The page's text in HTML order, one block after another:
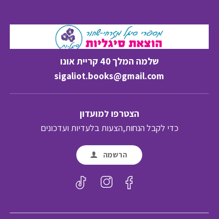
שלמה המלך 40 קריית אונו
sigaliot.books@gmail.com
הצטרפו למועדון
כדי לקבל הנחות,הצעות בלעדיות ועדכונים
הרשמה